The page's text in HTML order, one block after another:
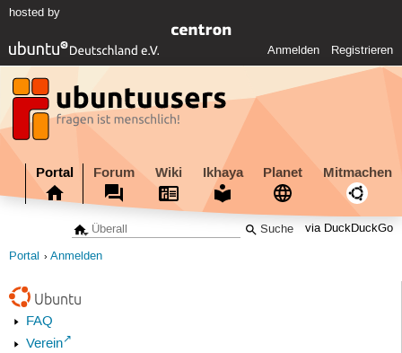
hosted by
Anmelden Registrieren
Portal Forum Wiki Ikhaya Planet Mitmachen
via DuckDuckGo
Portal Anmelden
Ubuntu
FAQ
Verein